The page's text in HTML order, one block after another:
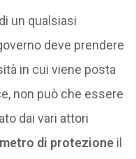
un qualsiasi
deve prendere
in cui viene posta
non può che essere
dai vari attori
di protezioneil